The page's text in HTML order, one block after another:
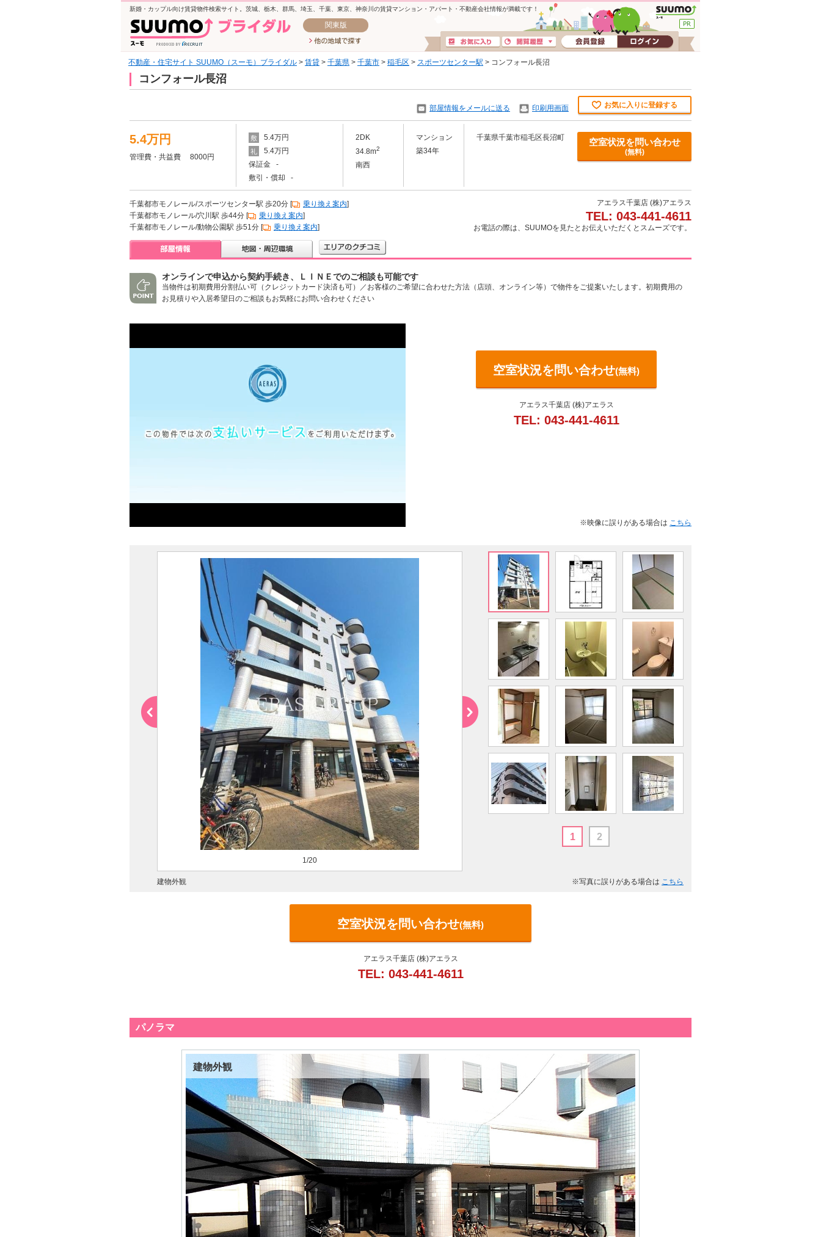
新婚・カップル向け賃貸物件検索サイト。茨城、栃木、群馬、埼玉、千葉、東京、神奈川の賃貸マンション・アパート・不動産会社情報が満載です！
関東版
不動産・住宅サイト SUUMO（スーモ）ブライダル > 賃貸 > 千葉県 > 千葉市 > 稲毛区 > スポーツセンター駅 > コンフォール長沼
コンフォール長沼
部屋情報をメールに送る 印刷用画面 お気に入りに登録する
5.4万円
管理費・共益費 8000円
敷 5.4万円
礼
5.4万円
保証金 -
敷引・償却 -
2DK
34.8m2
南西
マンション
築34年
千葉県千葉市稲毛区長沼町 空室状況を問い合わせ
(無料)
千葉都市モノレール/スポーツセンター駅 歩20分 [ 乗り換え案内]
千葉都市モノレール/穴川駅 歩44分 [
乗り換え案内]
千葉都市モノレール/動物公園駅 歩51分 [
乗り換え案内]
アエラス千葉店 (株)アエラス
TEL: 043-441-4611
お電話の際は、SUUMOを見たとお伝えいただくとスムーズです。
オンラインで申込から契約手続き、ＬＩＮＥでのご相談も可能です
当物件は初期費用分割払い可（クレジットカード決済も可）／お客様のご希望に合わせた方法（店頭、オンライン等）で物件をご提案いたします。初期費用の
お見積りや入居希望日のご相談もお気軽にお問い合わせください
空室状況を問い合わせ(無料)
アエラス千葉店 (株)アエラス
TEL: 043-441-4611
※映像に誤りがある場合は こちら
1/20
建物外観
1 2
※写真に誤りがある場合は こちら
空室状況を問い合わせ(無料)
アエラス千葉店 (株)アエラス
TEL: 043-441-4611
パノラマ